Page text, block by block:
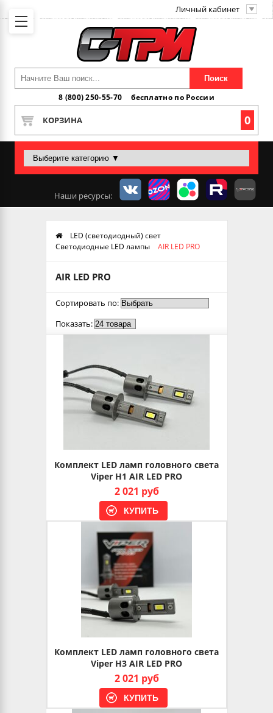
Личный кабинет
Поиск
8 (800) 250-55-70 бесплатно по России
КОРЗИНА 0
Наши ресурсы:
LED (светодиодный) свет
Светодиодные LED лампы
AIR LED PRO
AIR LED PRO
Сортировать по:
Показать:
Комплект LED ламп головного света
Viper H1 AIR LED PRO
2 021 руб
Комплект LED ламп головного света
Viper H3 AIR LED PRO
2 021 руб